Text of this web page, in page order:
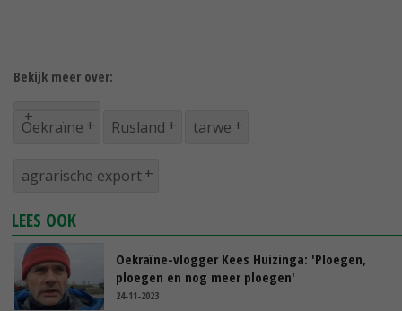
Bekijk meer over:
Oekraïne Rusland tarwe
agrarische export
LEES OOK
Oekraïne-vlogger Kees Huizinga: 'Ploegen,
ploegen en nog meer ploegen'
24-11-2023